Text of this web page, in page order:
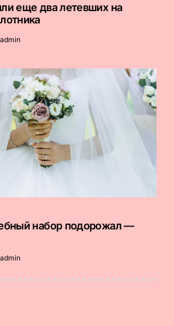
еще два летевших на
admin
набор подорожал —
admin